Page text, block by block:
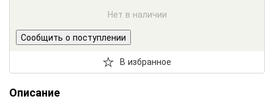
Нет в наличии
Сообщить о поступлении
В избранное
Описание